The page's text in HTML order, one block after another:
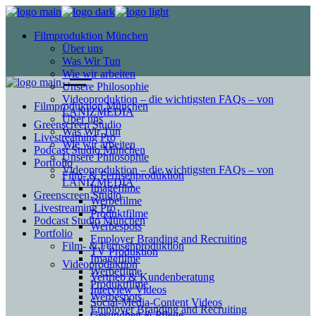
Filmproduktion München
Über uns
Was Wir Tun
Wie wir arbeiten
Unsere Philosophie
Videoproduktion – die wichtigsten FAQs – von
LANIZMEDIA
Greenscreen Studio
Livestreaming Pro
Podcast Studio München
Portfolio
Film- & Fernsehproduktion
Imagefilme
Werbefilme
Produktfilme
Werbespots
Employer Branding and Recruiting
TV Produktion
Videoproduktion
Vertrieb & Kundenberatung
Interview Videos
Social-Media-Content Videos
Filmproduktion München
Über uns
Was Wir Tun
Wie wir arbeiten
Unsere Philosophie
Videoproduktion – die wichtigsten FAQs – von
LANIZMEDIA
Greenscreen Studio
Livestreaming Pro
Podcast Studio München
Portfolio
Film- & Fernsehproduktion
Imagefilme
Werbefilme
Produktfilme
Werbespots
Employer Branding and Recruiting